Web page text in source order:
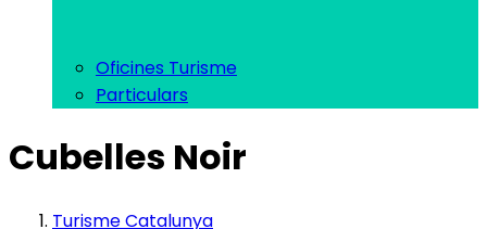
Oficines Turisme
Particulars
Cubelles Noir
Turisme Catalunya